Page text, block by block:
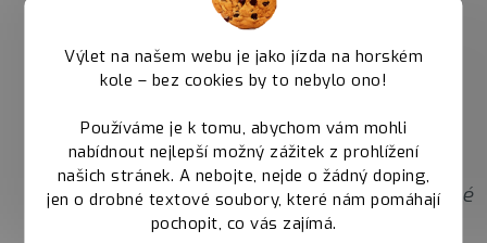
Výlet na našem webu je jako jízda na horském
kole – bez cookies by to nebylo ono!
Používáme je k tomu, abychom vám mohli
nabídnout nejlepší možný zážitek z prohlížení
našich stránek. A nebojte, nejde o žádný doping,
jen o drobné textové soubory, které nám pomáhají
pochopit, co vás zajímá.
sleva se počítá z původní ceny a pouze na
skladová kola na prodejně
každý účastník může točit po výběru kola
pouze jednou a po vytočení slevy není možné
změnit výběr kola